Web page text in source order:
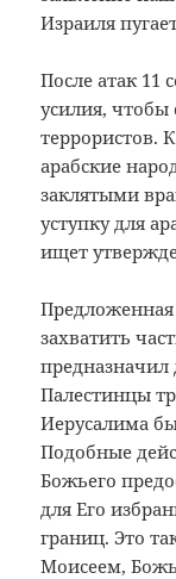
Израиля
После атак 11
усилия, чтобы
террористов.
арабские
заклятыми
уступку для
ищет
захватить
предназначил
Палестинцы
Иерусалима
Подобные
Божьего
для Его
границ. Это
Моисеем,